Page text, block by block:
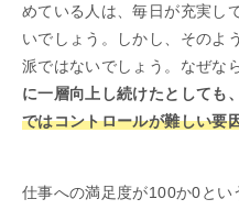
めている人は、毎日が充実し
いでしょう。しかし、そのよ
派ではないでしょう。なぜな
に一層向上し続けたとしても、
ではコントロールが難しい要
仕事への満足度が100か0とい